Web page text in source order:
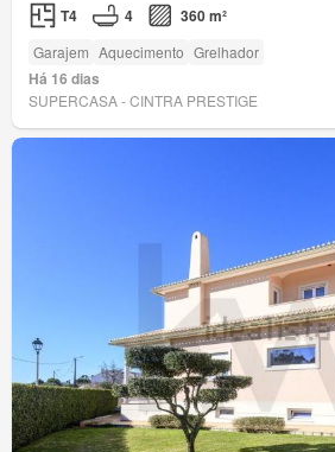
T4 4 360 m²
Garajem Aquecimento Grelhador
Há 16 dias
SUPERCASA - CINTRA PRESTIGE